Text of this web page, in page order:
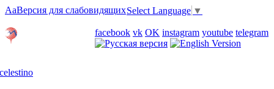
AaВерсия для слабовидящихSelect Language ▼
facebook vk OK instagram youtube telegram